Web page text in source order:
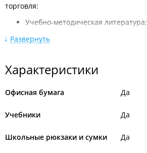
торговля:
Учебно-методическая литература;
Художественная литература;
Бумага и бумажная продукция;
Товары для детского творчества;
Игрушки.
Развернуть
Характеристики
Офисная бумага Да
Учебники Да
Школьные рюкзаки и сумки Да